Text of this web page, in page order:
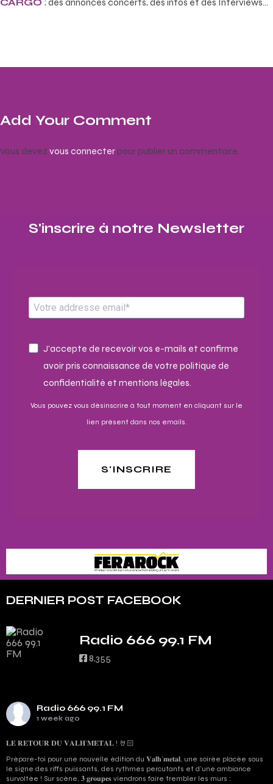
Add Your Comment
Vous devez vous connecter pour publier un commentaire.
S'inscrire à notre Newsletter​
J'accepte de recevoir vos e-mails et confirme
avoir pris connaissance de votre politique de
confidentialité et mentions légales.
Vous pouvez vous désinscrire à tout moment en cliquant sur le
lien présent dans nos emails.
S'INSCRIRE
DERNIER POST FACEBOOK
Radio 666 99.1 FM
8,355
Radio 666 99.1 FM
1 week ago
𝐋𝐄 𝐑𝐄𝐓𝐎𝐔𝐑 𝐃𝐔 𝐕𝐀𝐋𝐇’𝐌𝐄𝐓𝐀𝐋 ! 🤘🏻
Prépare-toi pour une nouvelle édition du 𝐕𝐚𝐥𝐡’𝐦𝐞𝐭𝐚𝐥, une soirée placée sous
le signe des riffs puissants, des rythmes percutants et d'une ambiance
survoltée ! Sur scène, 𝟑 𝐠𝐫𝐨𝐮𝐩𝐞𝐬 viendrons faire trembler les murs :